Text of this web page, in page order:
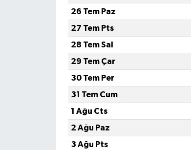
26 Tem Paz
27 Tem Pts
28 Tem Sal
29 Tem Çar
30 Tem Per
31 Tem Cum
1 Ağu Cts
2 Ağu Paz
3 Ağu Pts